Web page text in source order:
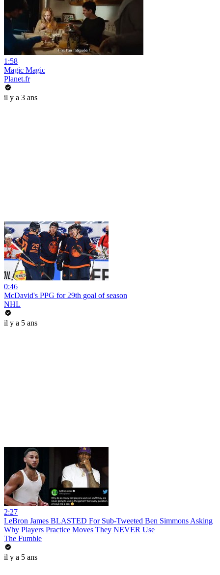
1:58
Magic Magic
Planet.fr
il y a 3 ans
0:46
McDavid's PPG for 29th goal of season
NHL
il y a 5 ans
2:27
LeBron James BLASTED For Sub-Tweeted Ben Simmons Asking
Why Players Practice Moves They NEVER Use
The Fumble
il y a 5 ans